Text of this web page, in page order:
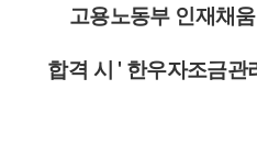
고용노동부 인재채
합격 시 ' 한우자조금관